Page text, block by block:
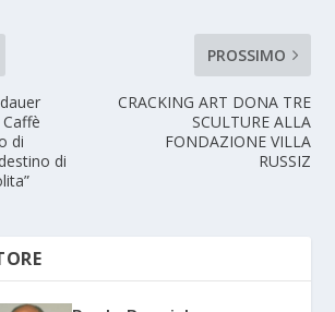
di
di
PROSSIMO
CRACKING ART DONA TRE
SCULTURE ALLA
FONDAZIONE VILLA
RUSSIZ